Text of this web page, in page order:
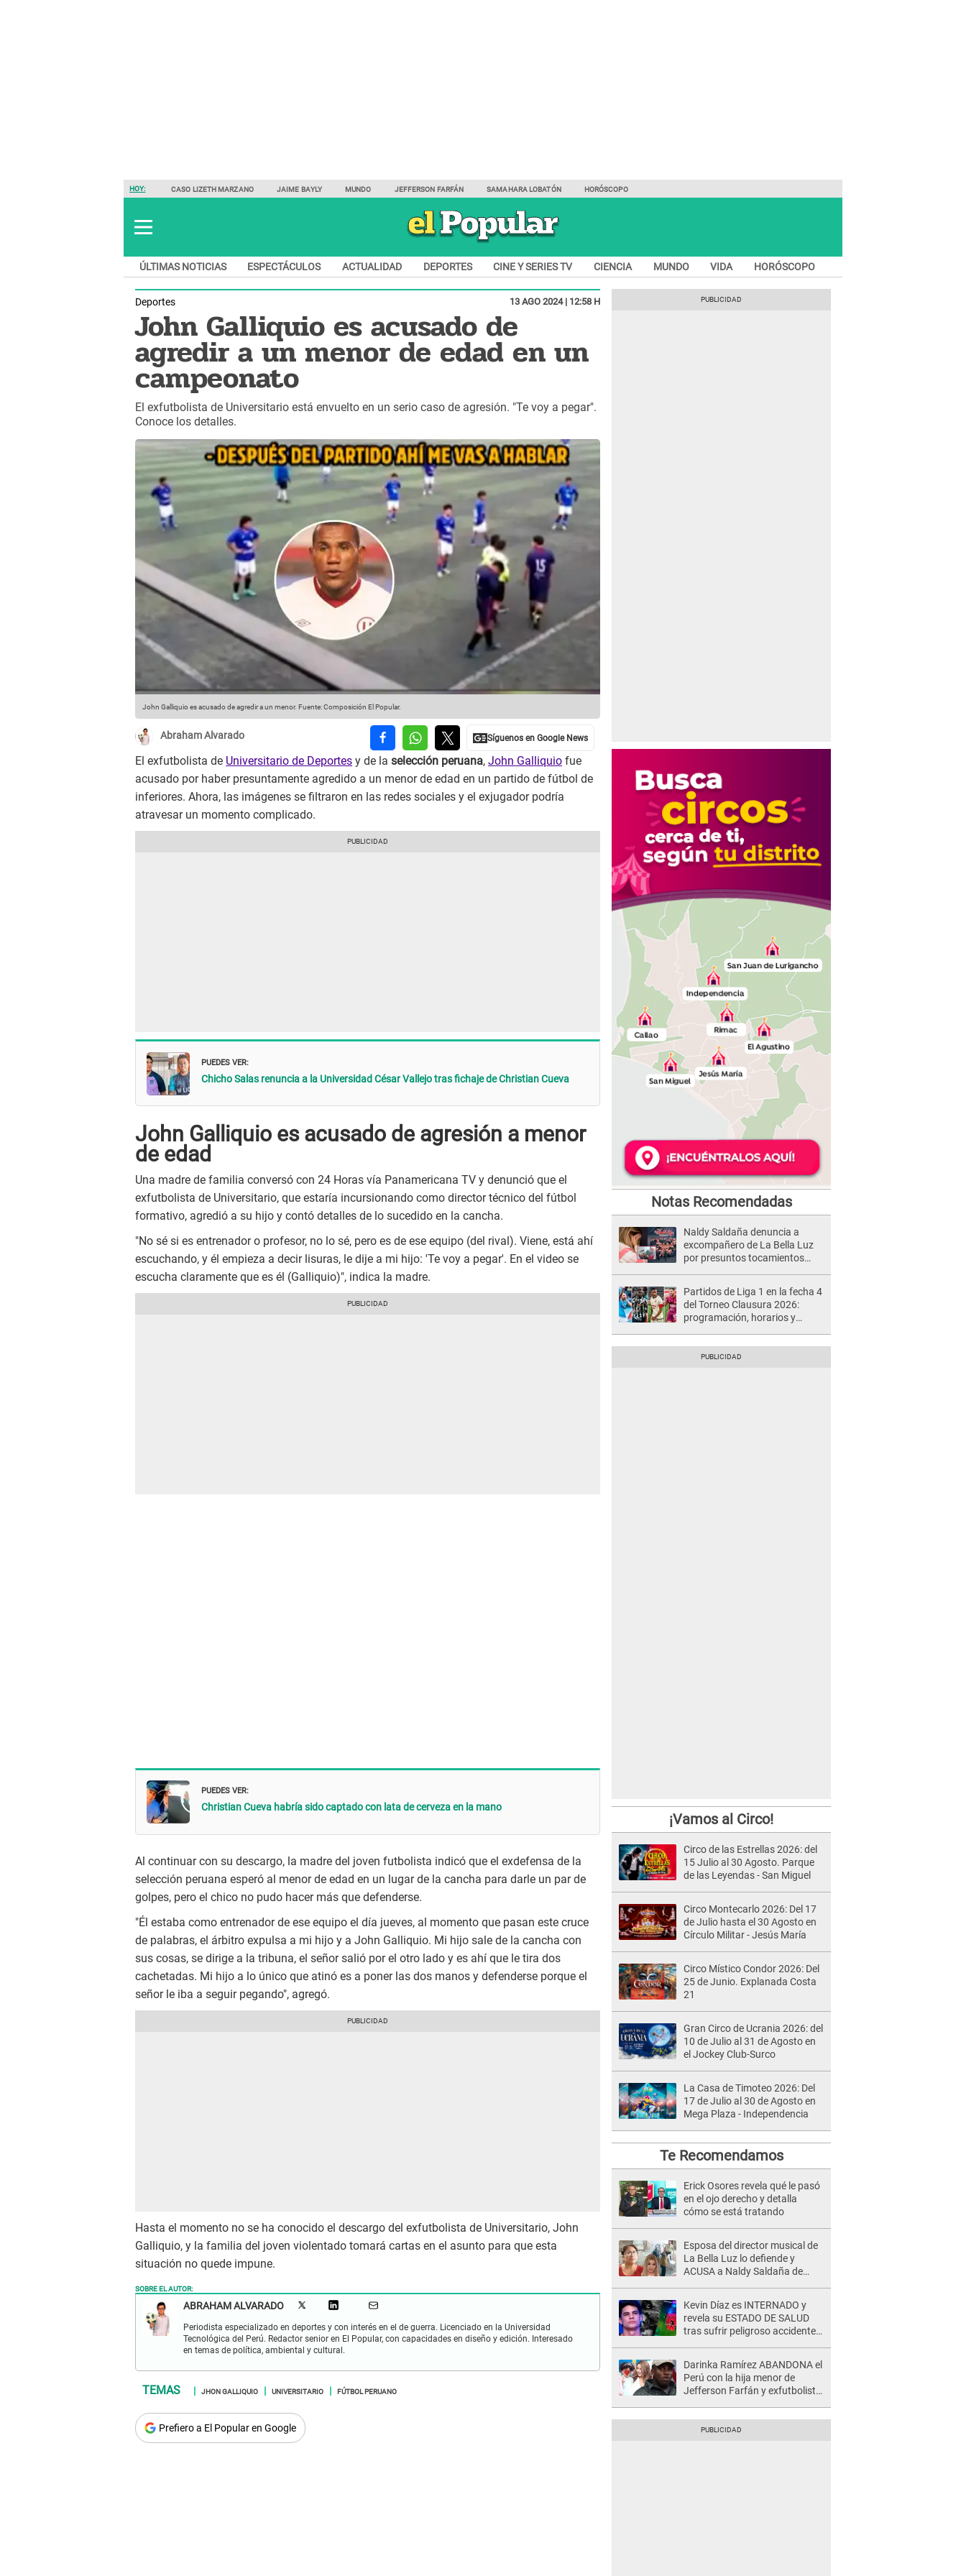
HOY: CASO LIZETH MARZANO JAIME BAYLY MUNDO JEFFERSON FARFÁN SAMAHARA LOBATÓN HORÓSCOPO
ÚLTIMAS NOTICIAS ESPECTÁCULOS ACTUALIDAD DEPORTES CINE Y SERIES TV CIENCIA MUNDO VIDA HORÓSCOPO
Deportes 13 AGO 2024 | 12:58 H
John Galliquio es acusado de
agredir a un menor de edad en un
campeonato
El exfutbolista de Universitario está envuelto en un serio caso de agresión. "Te voy a pegar".
Conoce los detalles.
John Galliquio es acusado de agredir a un menor. Fuente: Composición El Popular.
Abraham Alvarado
El exfutbolista de Universitario de Deportes y de la selección peruana, John Galliquio fue
acusado por haber presuntamente agredido a un menor de edad en un partido de fútbol de
inferiores. Ahora, las imágenes se filtraron en las redes sociales y el exjugador podría
atravesar un momento complicado.
PUEDES VER:
Chicho Salas renuncia a la Universidad César Vallejo tras fichaje de Christian Cueva
John Galliquio es acusado de agresión a menor
de edad
Una madre de familia conversó con 24 Horas vía Panamericana TV y denunció que el
exfutbolista de Universitario, que estaría incursionando como director técnico del fútbol
formativo, agredió a su hijo y contó detalles de lo sucedido en la cancha.
"No sé si es entrenador o profesor, no lo sé, pero es de ese equipo (del rival). Viene, está ahí
escuchando, y él empieza a decir lisuras, le dije a mi hijo: 'Te voy a pegar'. En el video se
escucha claramente que es él (Galliquio)", indica la madre.
PUEDES VER:
Christian Cueva habría sido captado con lata de cerveza en la mano
Al continuar con su descargo, la madre del joven futbolista indicó que el exdefensa de la
selección peruana esperó al menor de edad en un lugar de la cancha para darle un par de
golpes, pero el chico no pudo hacer más que defenderse.
"Él estaba como entrenador de ese equipo el día jueves, al momento que pasan este cruce
de palabras, el árbitro expulsa a mi hijo y a John Galliquio. Mi hijo sale de la cancha con
sus cosas, se dirige a la tribuna, el señor salió por el otro lado y es ahí que le tira dos
cachetadas. Mi hijo a lo único que atinó es a poner las dos manos y defenderse porque el
señor le iba a seguir pegando", agregó.
Hasta el momento no se ha conocido el descargo del exfutbolista de Universitario, John
Galliquio, y la familia del joven violentado tomará cartas en el asunto para que esta
situación no quede impune.
SOBRE EL AUTOR:
ABRAHAM ALVARADO
Periodista especializado en deportes y con interés en el de guerra. Licenciado en la Universidad
Tecnológica del Perú. Redactor senior en El Popular, con capacidades en diseño y edición. Interesado
en temas de política, ambiental y cultural.
JHON GALLIQUIO UNIVERSITARIO FÚTBOL PERUANO
Prefiero a El Popular en Google
Notas Recomendadas
Naldy Saldaña denuncia a
excompañero de La Bella Luz
por presuntos tocamientos
Partidos de Liga 1 en la fecha 4
del Torneo Clausura 2026:
programación, horarios y
¡Vamos al Circo!
Circo de las Estrellas 2026: del
15 Julio al 30 Agosto. Parque
de las Leyendas - San Miguel
Circo Montecarlo 2026: Del 17
de Julio hasta el 30 Agosto en
Círculo Militar - Jesús María
Circo Místico Condor 2026: Del
25 de Junio. Explanada Costa
21
Gran Circo de Ucrania 2026: del
10 de Julio al 31 de Agosto en
el Jockey Club-Surco
La Casa de Timoteo 2026: Del
17 de Julio al 30 de Agosto en
Mega Plaza - Independencia
Te Recomendamos
Erick Osores revela qué le pasó
en el ojo derecho y detalla
cómo se está tratando
Esposa del director musical de
La Bella Luz lo defiende y
ACUSA a Naldy Saldaña de
Kevin Díaz es INTERNADO y
revela su ESTADO DE SALUD
tras sufrir peligroso accidente
Darinka Ramírez ABANDONA el
Perú con la hija menor de
Jefferson Farfán y exfutbolista